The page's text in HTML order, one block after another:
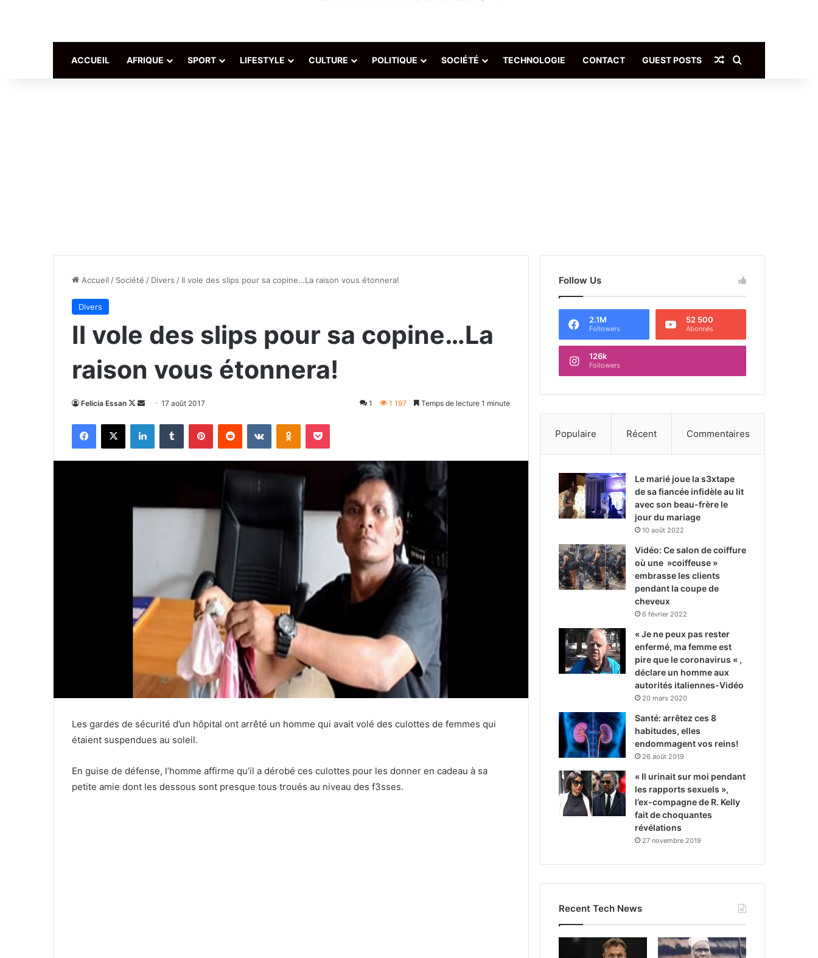
ACCUEIL AFRIQUE SPORT LIFESTYLE CULTURE POLITIQUE SOCIÉTÉ TECHNOLOGIE CONTACT GUEST POSTS Article Aléatoire
Accueil / Société / Divers / Il vole des slips pour sa copine…La raison vous étonnera!
Divers
Il vole des slips pour sa copine…La
raison vous étonnera!
Felicia Essan
Follow
X
Envoyer17 août 2017 1 1 197 Temps de lecture 1 minute
Facebook
X LinkedinTumblr PinterestReddit VKontakteOdnoklassniki
Pocket
Les gardes de sécurité d’un hôpital ont arrêté un homme qui avait volé des culottes de femmes qui
étaient suspendues au soleil.
En guise de défense, l’homme affirme qu’il a dérobé ces culottes pour les donner en cadeau à sa
petite amie dont les dessous sont presque tous troués au niveau des f3sses.
Follow Us
2.1M
Followers
52 500
Abonnés
126k
Followers
Populaire Récent Commentaires
Le marié joue la s3xtape
de sa fiancée infidèle au lit
avec son beau-frère le
jour du mariage
10 août 2022
Vidéo: Ce salon de coiffure
où une »coiffeuse »
embrasse les clients
pendant la coupe de
cheveux
6 février 2022
« Je ne peux pas rester
enfermé, ma femme est
pire que le coronavirus « ,
déclare un homme aux
autorités italiennes-Vidéo
20 mars 2020
Santé: arrêtez ces 8
habitudes, elles
endommagent vos reins!
26 août 2019
« Il urinait sur moi pendant
les rapports sexuels »,
l’ex-compagne de R. Kelly
fait de choquantes
révélations
27 novembre 2019
Recent Tech News